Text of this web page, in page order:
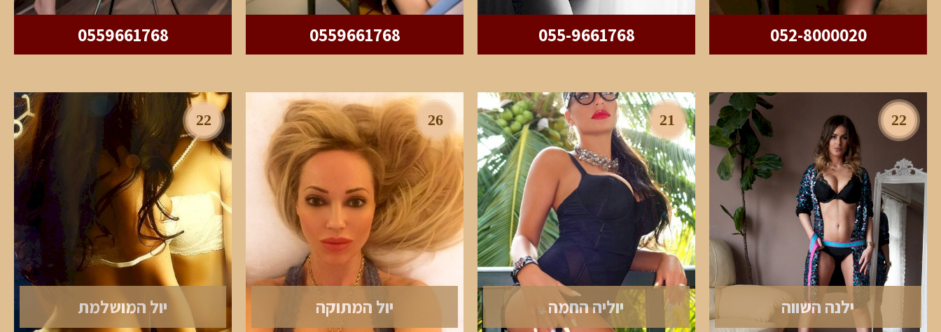
052-8000020
055-9661768
0559661768
0559661768
22
ילנה השווה
21
יוליה החמה
26
יול המתוקה
22
יול המושלמת